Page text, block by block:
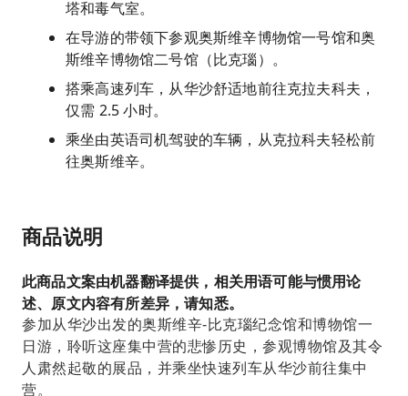
塔和毒气室。
在导游的带领下参观奥斯维辛博物馆一号馆和奥
斯维辛博物馆二号馆（比克瑙）。
搭乘高速列车，从华沙舒适地前往克拉夫科夫，
仅需 2.5 小时。
乘坐由英语司机驾驶的车辆，从克拉科夫轻松前
往奥斯维辛。
商品说明
此商品文案由机器翻译提供，相关用语可能与惯用论
述、原文内容有所差异，请知悉。
参加从华沙出发的奥斯维辛-比克瑙纪念馆和博物馆一
日游，聆听这座集中营的悲惨历史，参观博物馆及其令
人肃然起敬的展品，并乘坐快速列车从华沙前往集中
营。